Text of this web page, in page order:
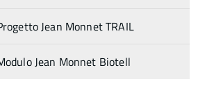
Jean Monnet TRAIL
Jean Monnet Biotell